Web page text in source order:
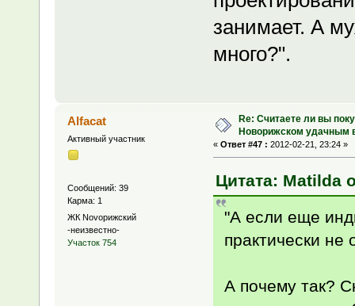
занимает. А
много?".
Alfacat
Активный участник
Сообщений: 39
Карма: 1
ЖК Novoрижский
-неизвестно-
Участок 754
Re: Считаете ли вы
Новорижском удачным
« Ответ #47 : 2012-02-21, 23:24 »
Цитата: Matilda
"А если еще
практически не
А почему так?